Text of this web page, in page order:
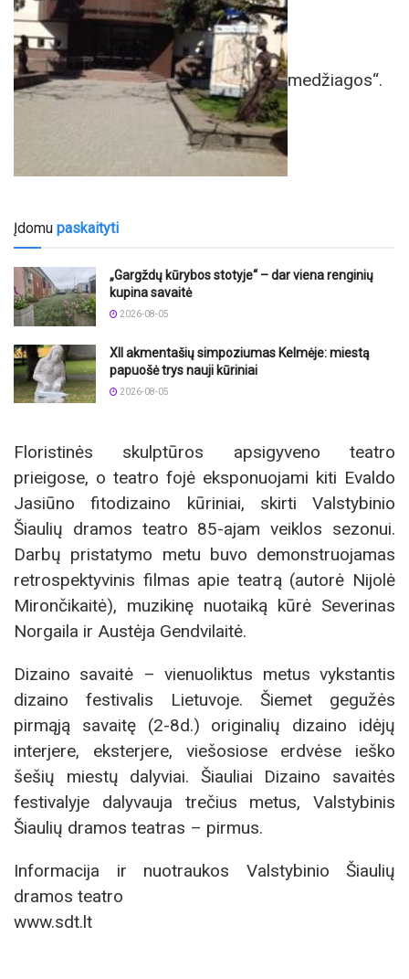
medžiagos“.
Įdomu paskaityti
„Gargždų kūrybos stotyje“ – dar viena renginių
kupina savaitė
2026-08-05
XII akmentašių simpoziumas Kelmėje: miestą
papuošė trys nauji kūriniai
2026-08-05
Floristinės skulptūros apsigyveno teatro
prieigose, o teatro fojė eksponuojami kiti Evaldo
Jasiūno fitodizaino kūriniai, skirti Valstybinio
Šiaulių dramos teatro 85-ajam veiklos sezonui.
Darbų pristatymo metu buvo demonstruojamas
retrospektyvinis filmas apie teatrą (autorė Nijolė
Mirončikaitė), muzikinę nuotaiką kūrė Severinas
Norgaila ir Austėja Gendvilaitė.
Dizaino savaitė – vienuoliktus metus vykstantis
dizaino festivalis Lietuvoje. Šiemet gegužės
pirmąją savaitę (2-8d.) originalių dizaino idėjų
interjere, eksterjere, viešosiose erdvėse ieško
šešių miestų dalyviai. Šiauliai Dizaino savaitės
festivalyje dalyvauja trečius metus, Valstybinis
Šiaulių dramos teatras – pirmus.
Informacija ir nuotraukos Valstybinio Šiaulių
dramos teatro
www.sdt.lt